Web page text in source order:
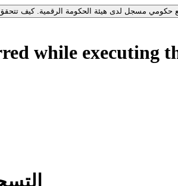
حكومي مسجل لدى هيئة الحكومة الرقمية.كيف
while executing